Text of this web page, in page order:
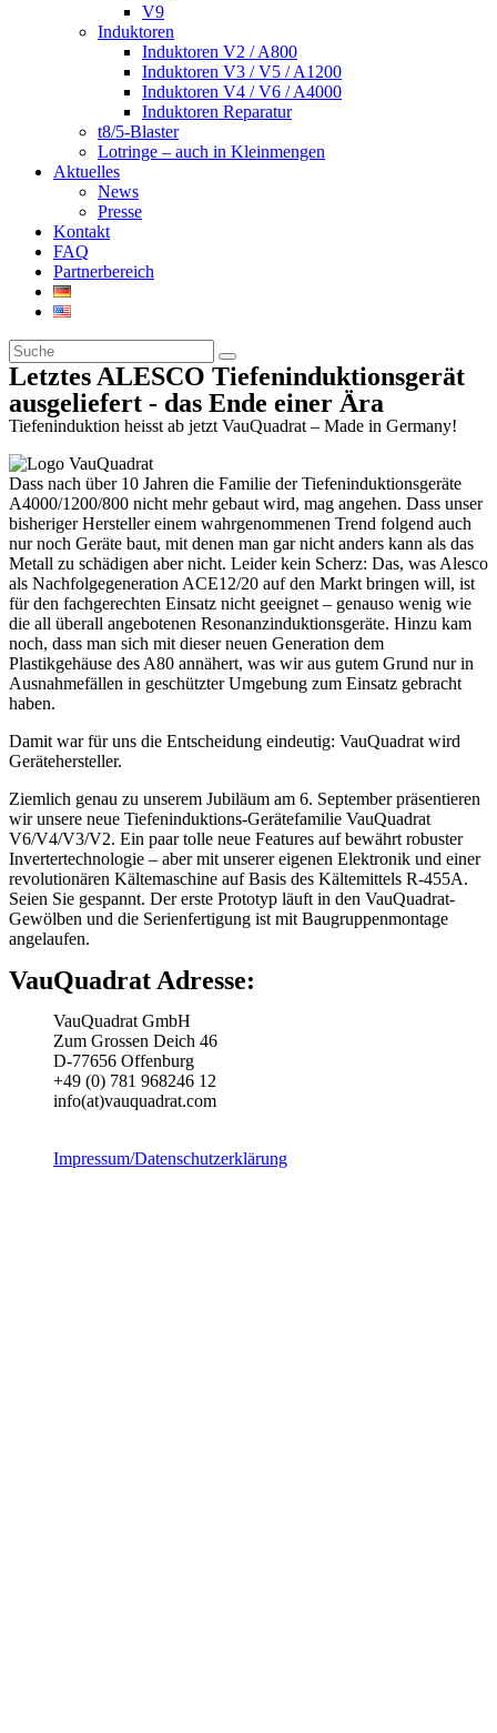
V9
Induktoren
Induktoren V2 / A800
Induktoren V3 / V5 / A1200
Induktoren V4 / V6 / A4000
Induktoren Reparatur
t8/5-Blaster
Lotringe – auch in Kleinmengen
Aktuelles
News
Presse
Kontakt
FAQ
Partnerbereich
Letztes ALESCO Tiefeninduktionsgerät
ausgeliefert - das Ende einer Ära
Tiefeninduktion heisst ab jetzt VauQuadrat – Made in Germany!
Dass nach über 10 Jahren die Familie der Tiefeninduktionsgeräte
A4000/1200/800 nicht mehr gebaut wird, mag angehen. Dass unser
bisheriger Hersteller einem wahrgenommenen Trend folgend auch
nur noch Geräte baut, mit denen man gar nicht anders kann als das
Metall zu schädigen aber nicht. Leider kein Scherz: Das, was Alesco
als Nachfolgegeneration ACE12/20 auf den Markt bringen will, ist
für den fachgerechten Einsatz nicht geeignet – genauso wenig wie
die all überall angebotenen Resonanzinduktionsgeräte. Hinzu kam
noch, dass man sich mit dieser neuen Generation dem
Plastikgehäuse des A80 annähert, was wir aus gutem Grund nur in
Ausnahmefällen in geschützter Umgebung zum Einsatz gebracht
haben.
Damit war für uns die Entscheidung eindeutig: VauQuadrat wird
Gerätehersteller.
Ziemlich genau zu unserem Jubiläum am 6. September präsentieren
wir unsere neue Tiefeninduktions-Gerätefamilie VauQuadrat
V6/V4/V3/V2. Ein paar tolle neue Features auf bewährt robuster
Invertertechnologie – aber mit unserer eigenen Elektronik und einer
revolutionären Kältemaschine auf Basis des Kältemittels R-455A.
Seien Sie gespannt. Der erste Prototyp läuft in den VauQuadrat-
Gewölben und die Serienfertigung ist mit Baugruppenmontage
angelaufen.
VauQuadrat Adresse:
VauQuadrat GmbH
Zum Grossen Deich 46
D-77656 Offenburg
+49 (0) 781 968246 12
info(at)vauquadrat.com
Impressum/Datenschutzerklärung